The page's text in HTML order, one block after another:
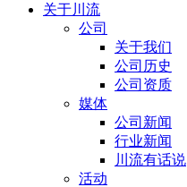
关于川流
公司
关于我们
公司历史
公司资质
媒体
公司新闻
行业新闻
川流有话说
活动